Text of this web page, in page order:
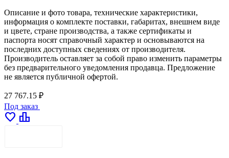
Описание и фото товара, технические характеристики,
информация о комплекте поставки, габаритах, внешнем виде
и цвете, стране производства, а также сертификаты и
паспорта носят справочный характер и основываются на
последних доступных сведениях от производителя.
Производитель оставляет за собой право изменить параметры
без предварительного уведомления продавца. Предложение
не является публичной офертой.
27 767.15 ₽
Под заказ
favorite leaderboard